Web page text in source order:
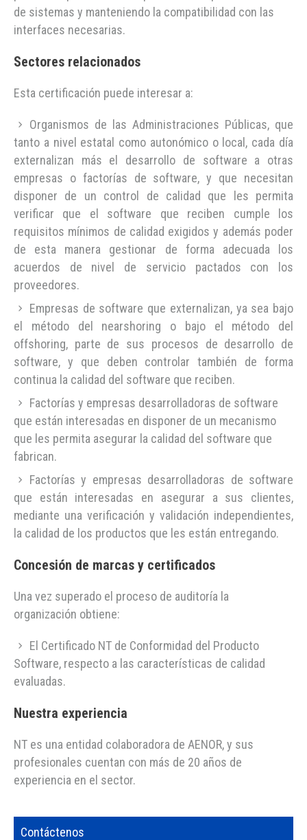
de sistemas y manteniendo la compatibilidad con las
interfaces necesarias.​
Sectores relacionados
Esta certificación puede interesar a:
Organismos de las Administraciones Públicas, que
tanto a nivel estatal como autonómico o local, cada día
externalizan más el desarrollo de software a otras
empresas o factorías de software, y que necesitan
disponer de un control de calidad que les permita
verificar que el software que reciben cumple los
requisitos mínimos de calidad exigidos y además poder
de esta manera gestionar de forma adecuada los
acuerdos de nivel de servicio pactados con los
proveedores.
Empresas de software que externalizan, ya sea bajo
el método del nearshoring o bajo el método del
offshoring, parte de sus procesos de desarrollo de
software, y que deben controlar también de forma
continua la calidad del software que reciben.
Factorías y empresas desarrolladoras de software
que están interesadas en disponer de un mecanismo
que les permita asegurar la calidad del software que
fabrican.
Factorías y empresas desarrolladoras de software
que están interesadas en asegurar a sus clientes,
mediante una verificación y validación independientes,
la calidad de los productos que les están entregando.
Concesión de marcas y certificados
Una vez superado el proceso de auditoría la
organización obtiene:
El Certificado NT de Conformidad del Producto
Software, respecto a las características de calidad
evaluadas.
Nuestra experiencia
NT es una entidad colaboradora de AENOR, y sus
profesionales cuentan con más de 20 años de
experiencia en el sector.
Contáctenos